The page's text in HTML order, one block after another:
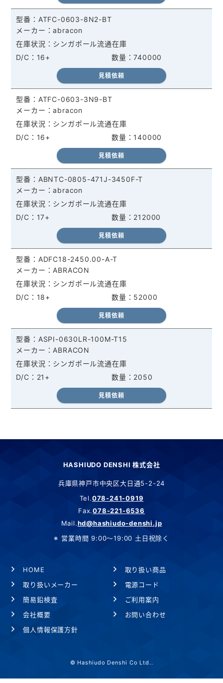
ATFC-0603-8N2-BT
abracon
740000
シンガポール流通在庫
16+
見積依頼
ATFC-0603-3N9-BT
abracon
140000
シンガポール流通在庫
16+
見積依頼
ABNTC-0805-471J-3450F-T
abracon
212000
シンガポール流通在庫
17+
見積依頼
ADFC18-2450.00-A-T
ABRACON
52000
シンガポール流通在庫
18+
見積依頼
ASPI-0630LR-100M-T15
ABRACON
2050
シンガポール流通在庫
21+
見積依頼
HASHIUDO DENSHI 株式会社
兵庫県神戸市中央区大日通5-2-24
Tel.078-241-0919
Fax.078-221-6536
Mail.hd@hashiudo-denshi.jp
営業時間 9:00～19:00 土日祝除く
HOME
取り扱い商品
取り扱いメーカー
電源コード
簡易鉛検査
ご利用案内
会社概要
お問い合わせ
個人情報保護方針
© Hashiudo Denshi Co Ltd..